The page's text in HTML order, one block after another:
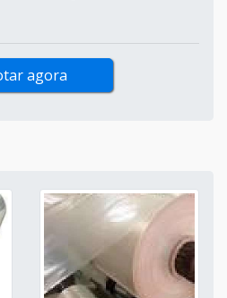
agora